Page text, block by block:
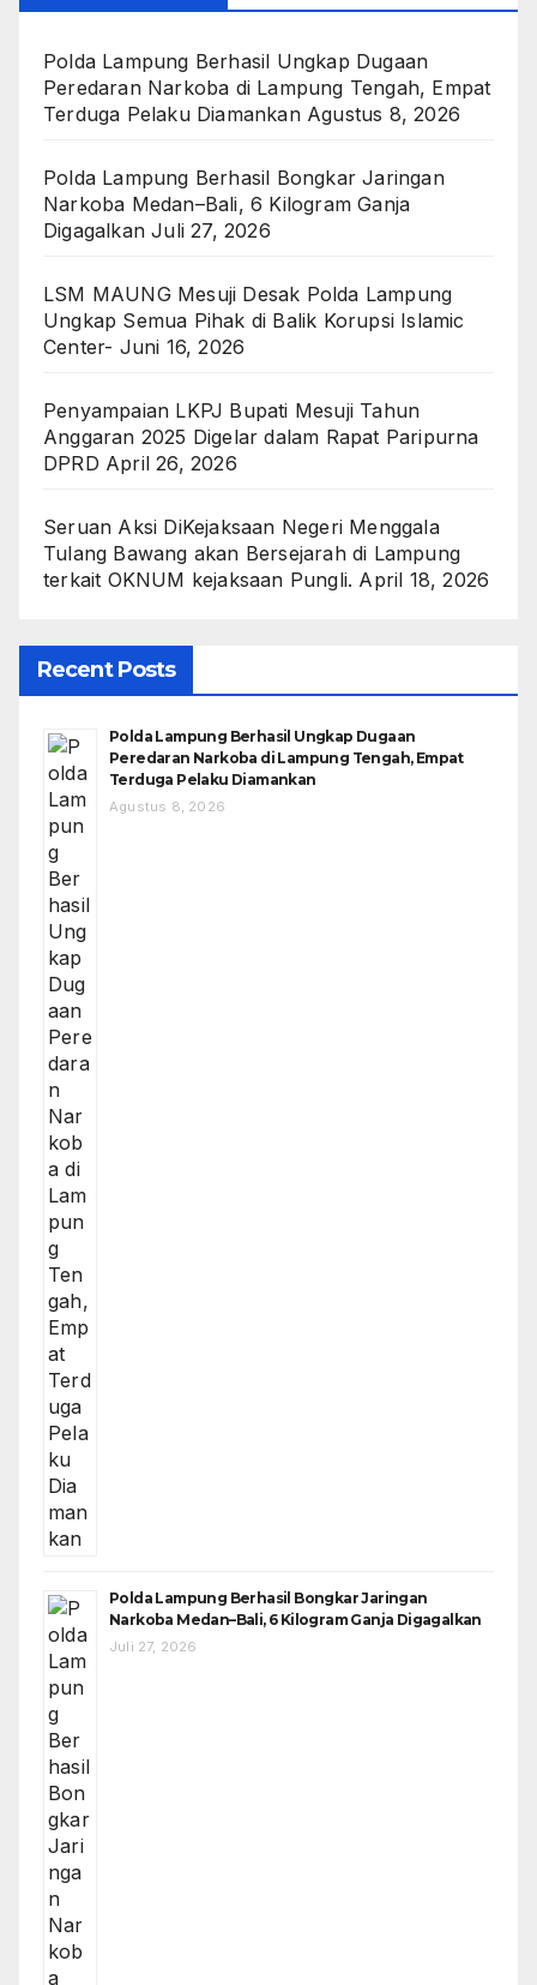
Polda Lampung Berhasil Ungkap Dugaan
Peredaran Narkoba di Lampung Tengah, Empat
Terduga Pelaku Diamankan Agustus 8, 2026
Polda Lampung Berhasil Bongkar Jaringan
Narkoba Medan–Bali, 6 Kilogram Ganja
Digagalkan Juli 27, 2026
LSM MAUNG Mesuji Desak Polda Lampung
Ungkap Semua Pihak di Balik Korupsi Islamic
Center- Juni 16, 2026
Penyampaian LKPJ Bupati Mesuji Tahun
Anggaran 2025 Digelar dalam Rapat Paripurna
DPRD April 26, 2026
Seruan Aksi DiKejaksaan Negeri Menggala
Tulang Bawang akan Bersejarah di Lampung
terkait OKNUM kejaksaan Pungli. April 18, 2026
Recent Posts
Polda Lampung Berhasil Ungkap Dugaan
Peredaran Narkoba di Lampung Tengah, Empat
Terduga Pelaku Diamankan
Agustus 8, 2026
Polda Lampung Berhasil Bongkar Jaringan
Narkoba Medan–Bali, 6 Kilogram Ganja Digagalkan
Juli 27, 2026